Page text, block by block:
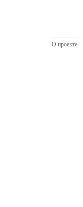
О проекте